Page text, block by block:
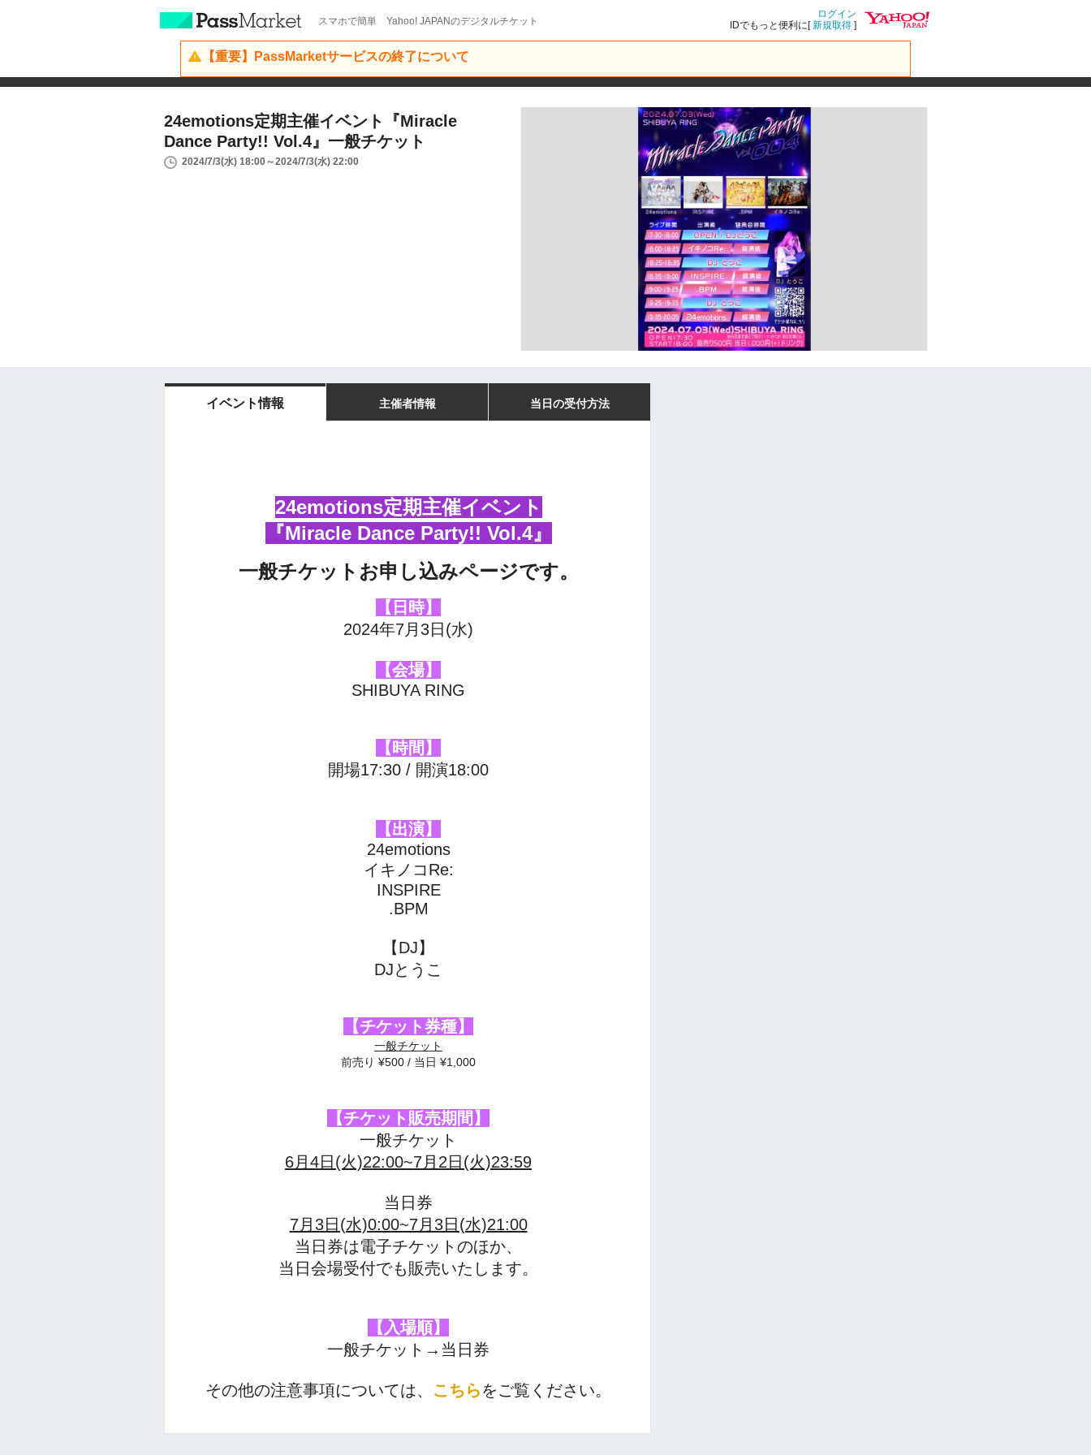
スマホで簡単 Yahoo! JAPANのデジタルチケット
ログイン
IDでもっと便利に[新規取得 ]
【重要】PassMarketサービスの終了について
24emotions定期主催イベント『Miracle
Dance Party!! Vol.4』一般チケット
2024/7/3(水) 18:00～2024/7/3(水) 22:00
イベント情報 主催者情報 当日の受付方法
24emotions定期主催イベント
『Miracle Dance Party!! Vol.4』
一般チケットお申し込みページです。
【日時】
2024年7月3日(水)
【会場】
SHIBUYA RING
【時間】
開場17:30 / 開演18:00
【出演】
24emotions
イキノコRe:
INSPIRE
.BPM
【DJ】
DJとうこ
【チケット券種】
一般チケット
前売り ¥500 / 当日 ¥1,000
【チケット販売期間】
一般チケット
6月4日(火)22:00~7月2日(火)23:59
当日券
7月3日(水)0:00~7月3日(水)21:00
当日券は電子チケットのほか、
当日会場受付でも販売いたします。
【入場順】
一般チケット→当日券
その他の注意事項については、 こちらをご覧ください。